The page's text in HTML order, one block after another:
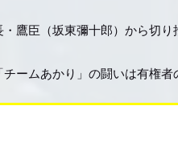
鷹臣（坂東彌十郎）から切
ームあかり」の闘いは有権者